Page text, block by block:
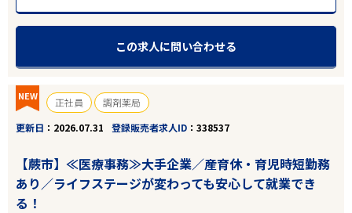
この求人に問い合わせる
NEW 正社員
調剤薬局
更新日
2026.07.31 登録販売者求人ID 338537
【蕨市】≪医療事務≫大手企業／産育休・育児時短勤務
あり／ライフステージが変わっても安心して就業でき
る！